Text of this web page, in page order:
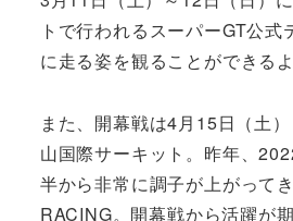
トで行われるスーパーGT公式
に走る姿を観ることができる
また、開幕戦は4月15日（土
山国際サーキット。昨年、
半から非常に調子が上がって
RACING。開幕戦から活躍が期